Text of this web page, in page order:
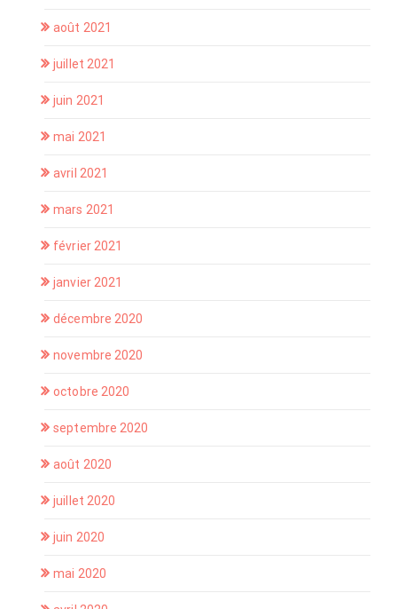
août 2021
juillet 2021
juin 2021
mai 2021
avril 2021
mars 2021
février 2021
janvier 2021
décembre 2020
novembre 2020
octobre 2020
septembre 2020
août 2020
juillet 2020
juin 2020
mai 2020